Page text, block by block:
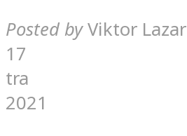
Posted by Viktor Lazar
17
tra
2021